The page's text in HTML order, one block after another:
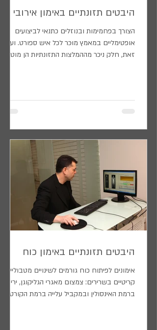
היבטים תזונתיים באימון אירובי
הצורך בפחמימות ובנוזלים כתנאי לביצועים
אופטימליים במאמץ מוּכּר לכל איש ספורט. ועם
זאת, חלק ניכר מההמלצות התזונתיות הן מוטעות
היבטים תזונתיים באימון כוח
אימונים לפיתוח כוח גורמים לשינויים מטבוליים
קריטיים בשרירים: צמצום מאגרי הגליקוגן, ירידה
ברמת האינסולין ובמקביל עלייה ברמת